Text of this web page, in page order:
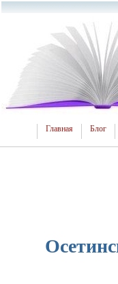
Главная Блог